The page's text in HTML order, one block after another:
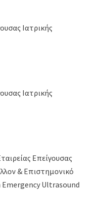
Ιατρικής
Ιατρικής
Επείγουσας
& Επιστημονικό
Emergency Ultrasound